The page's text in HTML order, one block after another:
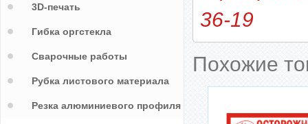
36-19
Похожие
3D-печать
Гибка оргстекла
Сварочные работы
Рубка листового материала
Резка алюминиевого профиля